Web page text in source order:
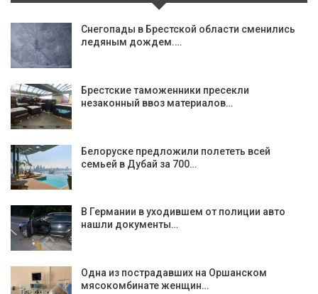
Снегопады в Брестской области сменились
ледяным дождем.…
Брестские таможенники пресекли
незаконный ввоз материалов…
Белоруске предложили полететь всей
семьей в Дубай за 700…
В Германии в уходившем от полиции авто
нашли документы…
Одна из пострадавших на Оршанском
мясокомбинате женщин…